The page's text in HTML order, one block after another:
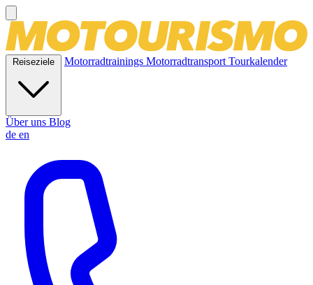
Reiseziele Motorradtrainings MotorradtransportTourkalender
Über uns Blog
de en